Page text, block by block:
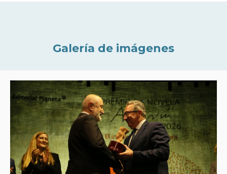
Galería de imágenes